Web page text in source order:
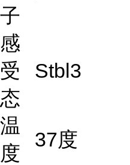
子
感
受
态
Stbl3
温
度
37度